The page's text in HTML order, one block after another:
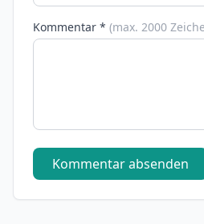
Kommentar * (max. 2000
Kommentar absenden